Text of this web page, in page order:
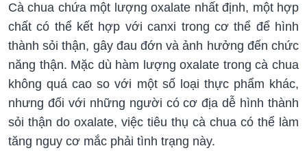
Cà chua chứa một lượng oxalate nhất định, một hợp
chất có thể kết hợp với canxi trong cơ thể để hình
thành sỏi thận, gây đau đớn và ảnh hưởng đến chức
năng thận. Mặc dù hàm lượng oxalate trong cà chua
không quá cao so với một số loại thực phẩm khác,
nhưng đối với những người có cơ địa dễ hình thành
sỏi thận do oxalate, việc tiêu thụ cà chua có thể làm
tăng nguy cơ mắc phải tình trạng này.